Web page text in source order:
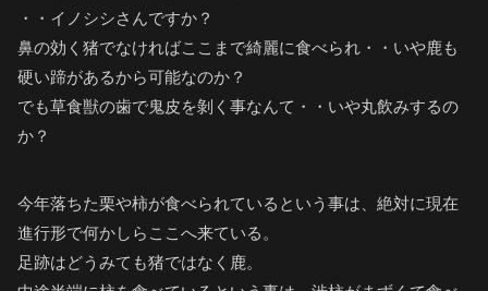
・・イノシシさんですか？
鼻の効く猪でなければここまで綺麗に食べられ・・いや鹿も
硬い蹄があるから可能なのか？
でも草食獣の歯で鬼皮を剝く事なんて・・いや丸飲みするの
か？
今年落ちた栗や柿が食べられているという事は、絶対に現在
進行形で何かしらここへ来ている。
足跡はどうみても猪ではなく鹿。